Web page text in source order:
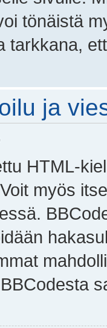
tönäistä
tarkkana,
ja
HTML-
myös